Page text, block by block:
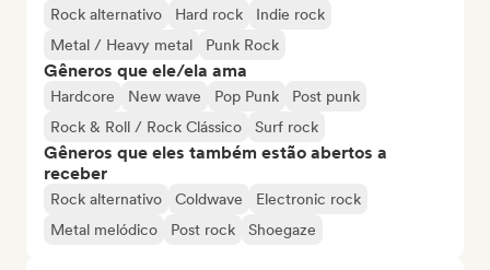
Rock alternativo Hard rock
Indie rock
Metal / Heavy metal
Punk Rock
Gêneros que ele/ela ama
Hardcore New wave Pop Punk
Post punk
Rock & Roll / Rock Clássico
Surf rock
Gêneros que eles também estão abertos a
receber
Rock alternativo Coldwave
Electronic rock
Metal melódico
Post rock Shoegaze